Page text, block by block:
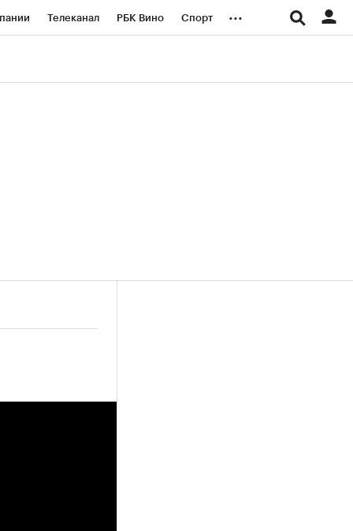
Телеканал РБК Вино Спорт ...